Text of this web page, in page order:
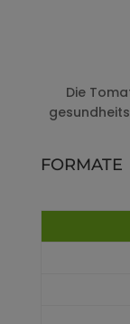
Die
FORMATE